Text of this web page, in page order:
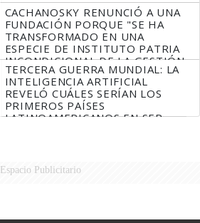
CACHANOSKY RENUNCIÓ A UNA
FUNDACIÓN PORQUE "SE HA
TRANSFORMADO EN UNA
ESPECIE DE INSTITUTO PATRIA
INCONDICIONAL DE LA GESTIÓN
DE MILEI"
TERCERA GUERRA MUNDIAL: LA
INTELIGENCIA ARTIFICIAL
REVELÓ CUÁLES SERÍAN LOS
PRIMEROS PAÍSES
LATINOAMERICANOS EN SER
Espacio Publicitario